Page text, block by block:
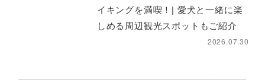
イキングを満喫！| 愛犬と一緒に楽
しめる周辺観光スポットもご紹介
2026.07.30